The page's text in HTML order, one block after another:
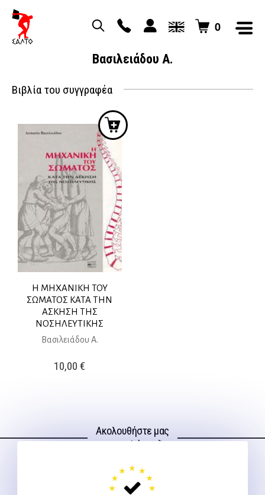
0
Βασιλειάδου Α.
Βιβλία του συγγραφέα
Η ΜΗΧΑΝΙΚΗ ΤΟΥ
ΣΩΜΑΤΟΣ ΚΑΤΑ ΤΗΝ
ΑΣΚΗΣΗ ΤΗΣ
ΝΟΣΗΛΕΥΤΙΚΗΣ
Βασιλειάδου Α.
10,00€
Ακολουθήστε μας
στα social media